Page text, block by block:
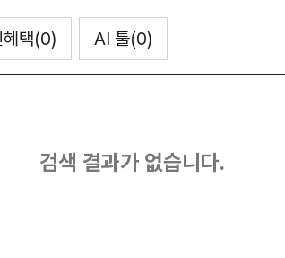
택(0) AI 툴(0)
검색 결과가 없습니다.